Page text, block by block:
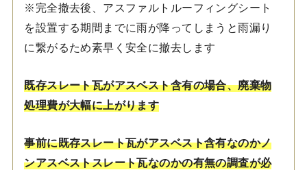
※完全撤去後、アスファルトルーフィングシート
を設置する期間までに雨が降ってしまうと雨漏り
に繋がるため素早く安全に撤去します
既存スレート瓦がアスベスト含有の場合、廃棄物
処理費が大幅に上がります
事前に既存スレート瓦がアスベスト含有なのかノ
ンアスベストスレート瓦なのかの有無の調査が必